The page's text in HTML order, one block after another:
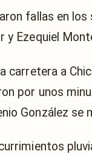
fallas en
y Ezequiel
carretera a
por unos
González se